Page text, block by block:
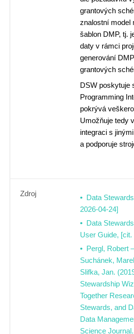
grantových
znalostní model
šablon DMP, tj.
daty v rámci
generování
grantových
DSW poskytuje
Programming
pokrývá
Umožňuje tedy
integraci s
a podporuje
Zdroj
Data
2026-04-24]
Data
User Guide, [cit.
Pergl, Robert
Suchánek,
Slifka, Jan.
Stewardship
Together
Stewards, and
Data
Science